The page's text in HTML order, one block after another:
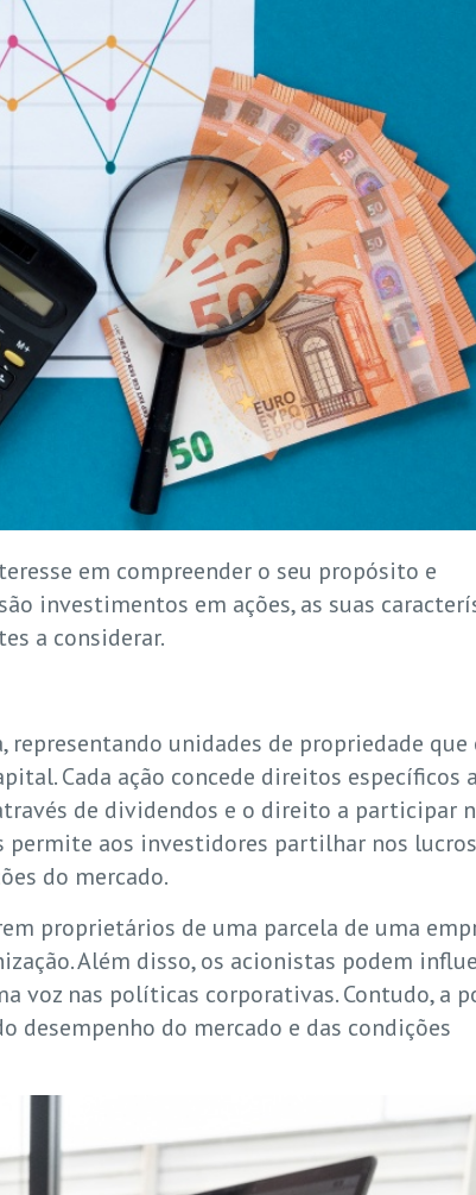
em compreender o seu propósito e
investimentos em ações, as suas
a considerar.
unidades de propriedade que
Cada ação concede direitos específicos
de dividendos e o direito a participar
permite aos investidores partilhar nos
do mercado.
proprietários de uma parcela de uma
Além disso, os acionistas podem
voz nas políticas corporativas. Contudo, a
desempenho do mercado e das condições